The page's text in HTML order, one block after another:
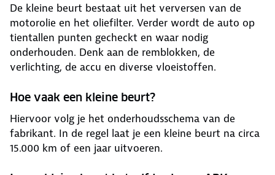
De kleine beurt bestaat uit het verversen van de
motorolie en het oliefilter. Verder wordt de auto op
tientallen punten gecheckt en waar nodig
onderhouden. Denk aan de remblokken, de
verlichting, de accu en diverse vloeistoffen.
Hoe vaak een kleine beurt?
Hiervoor volg je het onderhoudsschema van de
fabrikant. In de regel laat je een kleine beurt na circa
15.000 km of een jaar uitvoeren.